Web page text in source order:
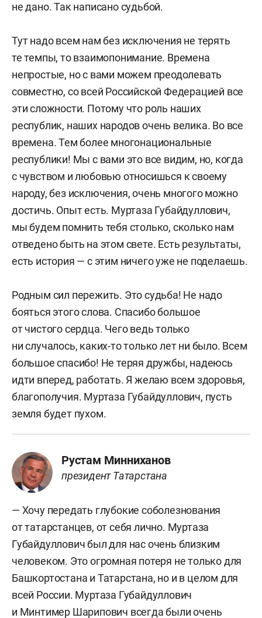
не дано. Так написано судьбой.
Тут надо всем нам без исключения не терять
те темпы, то взаимопонимание. Времена
непростые, но с вами можем преодолевать
совместно, со всей Российской Федерацией все
эти сложности. Потому что роль наших
республик, наших народов очень велика. Во все
времена. Тем более многонациональные
республики! Мы с вами это все видим, но, когда
с чувством и любовью относишься к своему
народу, без исключения, очень многого можно
достичь. Опыт есть. Муртаза Губайдуллович,
мы будем помнить тебя столько, сколько нам
отведено быть на этом свете. Есть результаты,
есть история — с этим ничего уже не поделаешь.
Родным сил пережить. Это судьба! Не надо
бояться этого слова. Спасибо большое
от чистого сердца. Чего ведь только
ни случалось, каких-то только лет ни было. Всем
большое спасибо! Не теряя дружбы, надеюсь
идти вперед, работать. Я желаю всем здоровья,
благополучия. Муртаза Губайдуллович, пусть
земля будет пухом.
Рустам Минниханов
президент Татарстана
— Хочу передать глубокие соболезнования
от татарстанцев, от себя лично. Муртаза
Губайдуллович был для нас очень близким
человеком. Это огромная потеря не только для
Башкортостана и Татарстана, но и в целом для
всей России. Муртаза Губайдуллович
и Минтимер Шарипович всегда были очень